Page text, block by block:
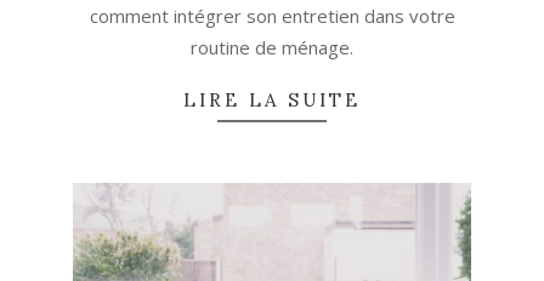
comment intégrer son entretien dans votre
routine de ménage.
LIRE LA SUITE